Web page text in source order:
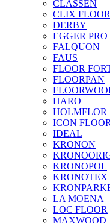
CLASSEN
CLIX FLOOR
DERBY
EGGER PRO
FALQUON
FAUS
FLOOR
FLOORPAN
HARO
HOLMFLOR
ICON FLOOR
IDEAL
KRONON
KRONOPOL
KRONOTEX
LA MOENA
LOC FLOOR
MAXWOOD